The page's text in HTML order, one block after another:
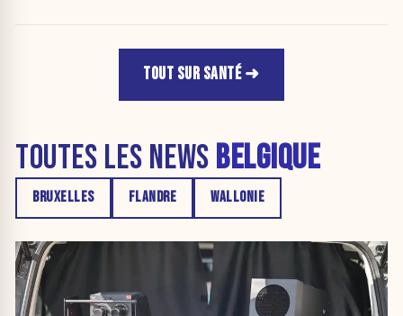
TOUT SUR SANTÉ
TOUTES LES NEWS BELGIQUE
BRUXELLES FLANDRE WALLONIE